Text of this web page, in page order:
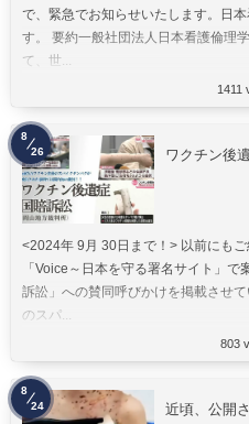
で、緊急でお知らせいたします。日
す。 要約一般社団法人日本看護倫理
て、世...
1411
ワクチン後
<2024年 9月 30日まで！> 以前にも
「Voice～日本を守る署名サイト」
訴訟」への賛同呼びかけを掲載させ
のスパ...
803
8
26
近頃、公開
8
24